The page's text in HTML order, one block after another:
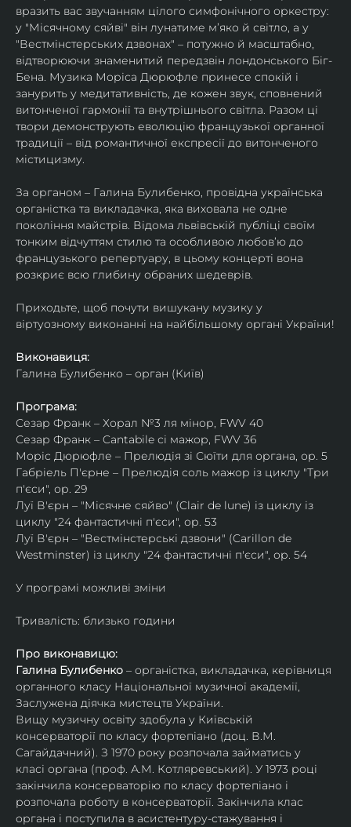
вразить вас звучанням цілого симфонічного оркестру:
у "Місячному сяйві" він лунатиме м’яко й світло, а у
"Вестмінстерських дзвонах" – потужно й масштабно,
відтворюючи знаменитий передзвін лондонського Біг-
Бена. Музика Моріса Дюрюфле принесе спокій і
занурить у медитативність, де кожен звук, сповнений
витонченої гармонії та внутрішнього світла. Разом ці
твори демонструють еволюцію французької органної
традиції – від романтичної експресії до витонченого
містицизму.
За органом – Галина Булибенко, провідна українська
органістка та викладачка, яка виховала не одне
покоління майстрів. Відома львівській публіці своїм
тонким відчуттям стилю та особливою любов’ю до
французького репертуару, в цьому концерті вона
розкриє всю глибину обраних шедеврів.
Приходьте, щоб почути вишукану музику у
віртуозному виконанні на найбільшому органі України!
Виконавиця:
Галина Булибенко – орган (Київ)
Програма:
Сезар Франк – Хорал №3 ля мінор, FWV 40
Сезар Франк – Cantabile сі мажор, FWV 36
Моріс Дюрюфле – Прелюдія зі Сюїти для органа, ор. 5
Габріель П'єрне – Прелюдія соль мажор із циклу "Три
п'єси", ор. 29
Луї В'єрн – "Місячне сяйво" (Clair de lune) із циклу із
циклу "24 фантастичні п'єси", ор. 53
Луї В'єрн – "Вестмінстерські дзвони" (Carillon de
Westminster) із циклу "24 фантастичні п'єси", ор. 54
У програмі можливі зміни
Тривалість: близько години
Про виконавицю:
Галина Булибенко – органістка, викладачка, керівниця
органного класу Національної музичної академії,
Заслужена діячка мистецтв України.
Вищу музичну освіту здобула у Київській
консерваторії по класу фортепіано (доц. В.М.
Сагайдачний). З 1970 року розпочала займатись у
класі органа (проф. А.М. Котляревський). У 1973 році
закінчила консерваторію по класу фортепіано і
розпочала роботу в консерваторії. Закінчила клас
органа і поступила в асистентуру-стажування і